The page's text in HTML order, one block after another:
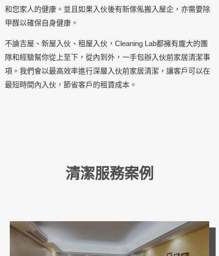
和您家人的健康。並且如果入伙後有新傢俬搬入屋企，亦需要除
甲醛以確保自身健康。
不論吉屋、新屋入伙、租屋入伙，Cleaning Lab都擁有龐大的團
隊和經驗幫你從上至下，從內到外，一手包辦入伙前家居清潔事
項。我們會以最高效率進行深層入伙前家居清潔，讓客戶可以在
最短時間內入伙，節省客戶的租賃成本。
清潔服務案例